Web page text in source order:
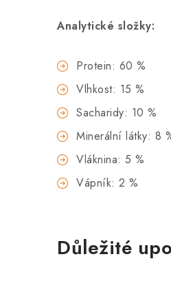
Analytické složky:
Protein: 60 %
Vlhkost: 15 %
Sacharidy: 10 %
Minerální látky: 8
Vláknina: 5 %
Vápník: 2 %
Důležité